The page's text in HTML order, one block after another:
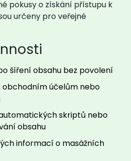
pokusy o získání přístupu k
určeny pro veřejné
šíření obsahu bez povolení
obchodním účelům nebo
skriptů nebo
obsahu
informací o masážních